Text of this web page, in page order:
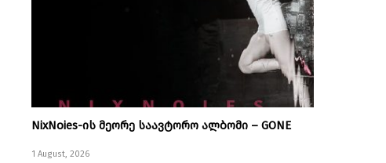
NixNoies-ის მეორე საავტორო ალბომი – GONE
1 August, 2026